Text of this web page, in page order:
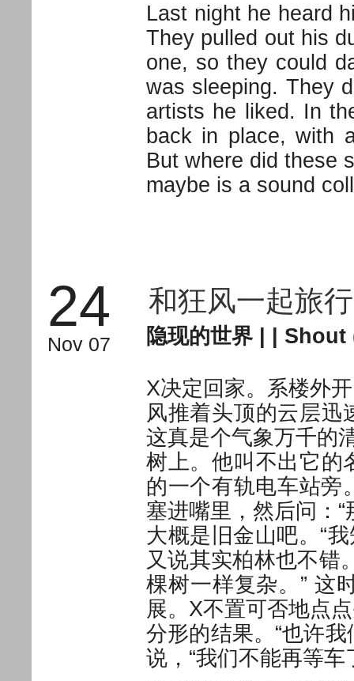
Last night he heard
They pulled out his
one, so they could
was sleeping. They
artists he liked. In
back in place, with
But where did these
maybe is a sound
24
Nov 07
和狂风一起旅行
隐现的世界 Shout
X决定回家。系楼外
风推着头顶的云层迅
这真是个气象万千的
树上。他叫不出它的
的一个有轨电车站旁
塞进嘴里，然后问：
大概是旧金山吧。“
又说其实柏林也不错
棵树一样复杂。” 这
展。X不置可否地点
分形的结果。“也许
说，“我们不能再等